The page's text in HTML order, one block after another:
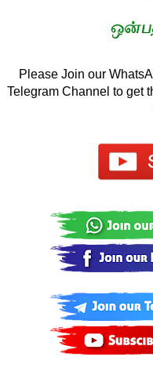
Please Join our
Telegram Channel to get